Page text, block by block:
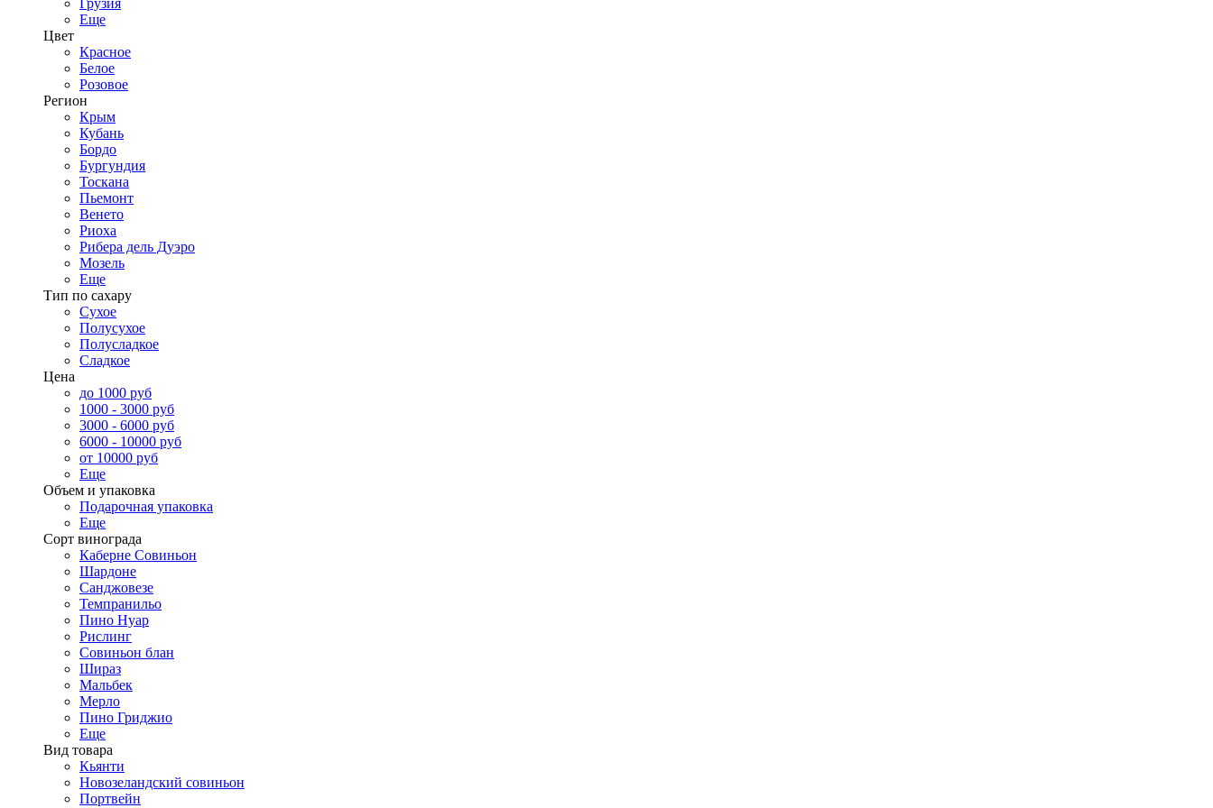
Грузия
Еще
Цвет
Красное
Белое
Розовое
Регион
Крым
Кубань
Бордо
Бургундия
Тоскана
Пьемонт
Венето
Риоха
Рибера дель Дуэро
Мозель
Еще
Тип по сахару
Сухое
Полусухое
Полусладкое
Сладкое
Цена
до 1000 руб
1000 - 3000 руб
3000 - 6000 руб
6000 - 10000 руб
от 10000 руб
Еще
Объем и упаковка
Подарочная упаковка
Еще
Сорт винограда
Каберне Совиньон
Шардоне
Санджовезе
Темпранильо
Пино Нуар
Рислинг
Совиньон блан
Шираз
Мальбек
Мерло
Пино Гриджио
Еще
Вид товара
Кьянти
Новозеландский совиньон
Портвейн